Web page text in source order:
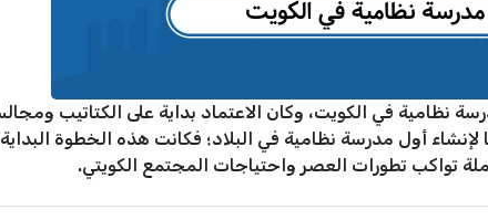
في الكويت، وكان الاعتماد بداية على الكتاتيب
أول مدرسة نظامية في البلاد؛ فكانت هذه الخطوة البداية
تواكب تطورات العصر واحتياجات المجتمع الكويتي.